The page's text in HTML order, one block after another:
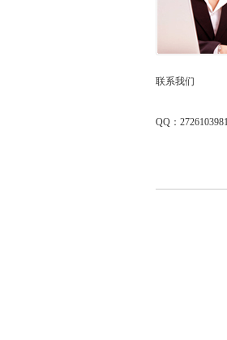
联系我们
QQ：2726103981